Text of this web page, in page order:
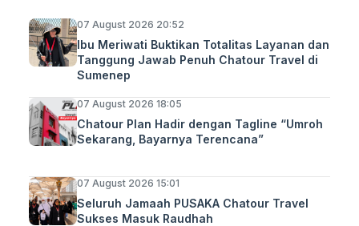
07 August 2026 20:52
Ibu Meriwati Buktikan Totalitas Layanan dan
Tanggung Jawab Penuh Chatour Travel di
Sumenep
07 August 2026 18:05
Chatour Plan Hadir dengan Tagline “Umroh
Sekarang, Bayarnya Terencana”
07 August 2026 15:01
Seluruh Jamaah PUSAKA Chatour Travel
Sukses Masuk Raudhah